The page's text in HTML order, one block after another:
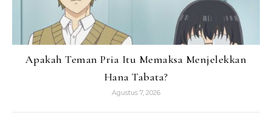
Apakah Teman Pria Itu Memaksa Menjelekkan
Hana Tabata?
Agustus 7, 2026